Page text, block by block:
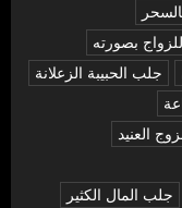
بصورته
جلب الحبيبة الزعلانة
العنيد
جلب المال الكثير